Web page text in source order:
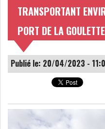
PRIVATISATION & OPV
INDICATEURS
INTERMÉDIAIRES
OPINION
TRANSPORTANT
PORT DE LA GOULETTE
Publié le: 20/04/2023 -